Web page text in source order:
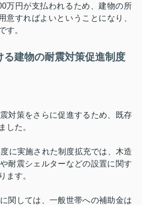
万円が支払われるため、建物の所
意すればよいということになり、
す。
る建物の耐震対策促進制度
対策をさらに促進するため、既存
した。
に実施された制度拡充では、木造
耐震シェルターなどの設置に関す
ます。
関しては、一般世帯への補助金は